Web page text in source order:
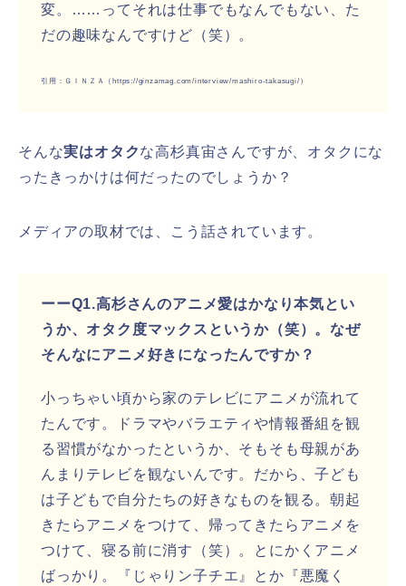
変。……ってそれは仕事でもなんでもない、た
だの趣味なんですけど（笑）。
引用：ＧＩＮＺＡ（https://ginzamag.com/interview/mashiro-takasugi/）
そんな実はオタクな高杉真宙さんですが、オタクにな
ったきっかけは何だったのでしょうか？
メディアの取材では、こう話されています。
ーーQ1.高杉さんのアニメ愛はかなり本気とい
うか、オタク度マックスというか（笑）。なぜ
そんなにアニメ好きになったんですか？
小っちゃい頃から家のテレビにアニメが流れて
たんです。ドラマやバラエティや情報番組を観
る習慣がなかったというか、そもそも母親があ
んまりテレビを観ないんです。だから、子ども
は子どもで自分たちの好きなものを観る。朝起
きたらアニメをつけて、帰ってきたらアニメを
つけて、寝る前に消す（笑）。とにかくアニメ
ばっかり。『じゃりン子チエ』とか『悪魔く